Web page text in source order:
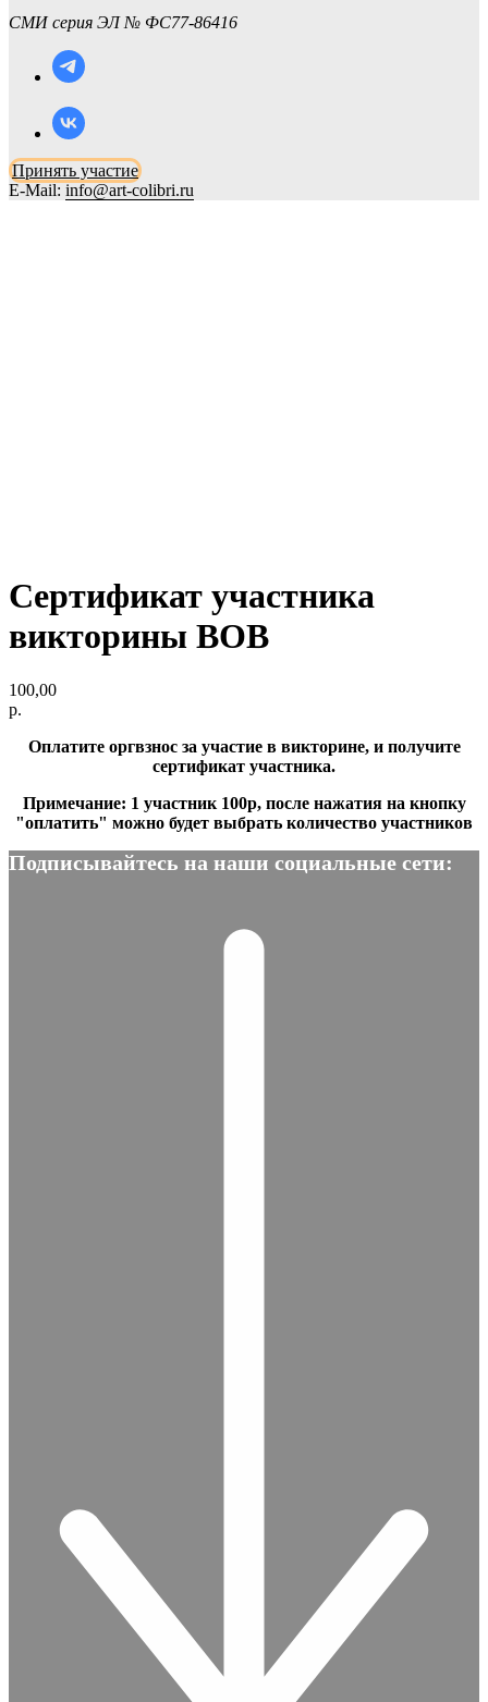
СМИ серия ЭЛ № ФС77-86416
Принять участие
E-Mail: info@art-colibri.ru
Сертификат участника
викторины ВОВ
100,00
р.
Оплатите оргвзнос за участие в викторине, и получите
сертификат участника.
Примечание: 1 участник 100р, после нажатия на кнопку
"оплатить" можно будет выбрать количество участников
Подписывайтесь на наши социальные сети: